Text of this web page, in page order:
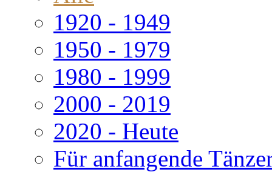
1920 - 1949
1950 - 1979
1980 - 1999
2000 - 2019
2020 - Heute
Für anfangende